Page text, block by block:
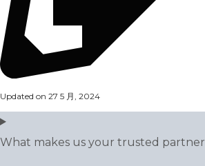
Updated on 27 5 月, 2024
What makes us your trusted partner